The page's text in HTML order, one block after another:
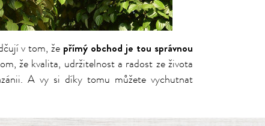
v tom, že přímý obchod je tou správnou
že kvalita, udržitelnost a radost ze života
A vy si díky tomu můžete vychutnat